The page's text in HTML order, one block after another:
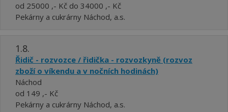
od 25000 ,- Kč do 34000 ,- Kč
Pekárny a cukrárny Náchod, a.s.
1.8.
Řidič - rozvozce / řidička - rozvozkyně (rozvoz
zboží o víkendu a v nočních hodinách)
Náchod
od 149 ,- Kč
Pekárny a cukrárny Náchod, a.s.